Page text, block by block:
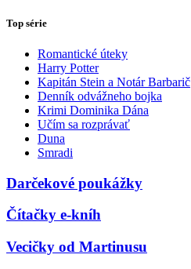
Top série
Romantické úteky
Harry Potter
Kapitán Stein a Notár Barbarič
Denník odvážneho bojka
Krimi Dominika Dána
Učím sa rozprávať
Duna
Smradi
Darčekové poukážky
Čítačky e-kníh
Vecičky od Martinusu